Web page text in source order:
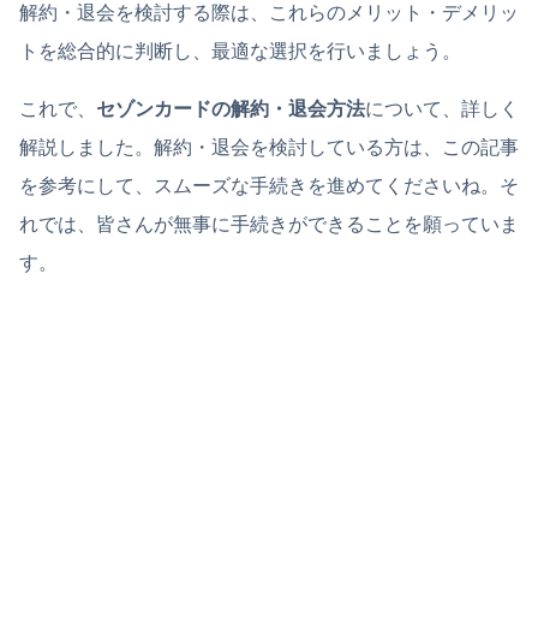
解約・退会を検討する際は、これらのメリット・デメリッ
トを総合的に判断し、最適な選択を行いましょう。
これで、 セゾンカードの解約・退会方法について、詳しく
解説しました。解約・退会を検討している方は、この記事
を参考にして、スムーズな手続きを進めてくださいね。そ
れでは、皆さんが無事に手続きができることを願っていま
す。